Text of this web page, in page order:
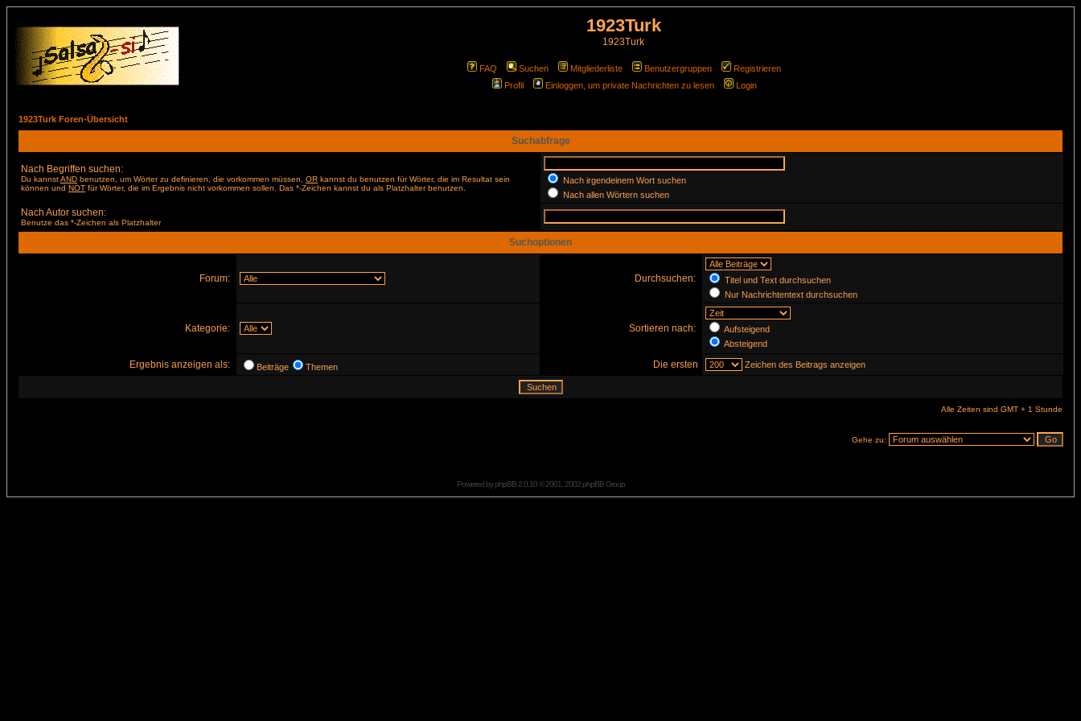
1923Turk
1923Turk
FAQ Suchen Mitgliederliste Benutzergruppen
Registrieren
Profil
Einloggen, um private Nachrichten zu lesen Login
1923Turk Foren-Übersicht
Suchabfrage
Nach Begriffen suchen:
Du kannstAND benutzen, um Wörter zu definieren, die vorkommen müssen, OR kannst du benutzen für Wörter, die im Resultat sein
können und NOT für Wörter, die im Ergebnis nicht vorkommen sollen. Das *-Zeichen kannst du als Platzhalter benutzen.
Nach irgendeinem Wort suchen
Nach allen Wörtern suchen
Nach Autor suchen:
Benutze das *-Zeichen als Platzhalter
Suchoptionen
Forum: Durchsuchen:
Titel und Text durchsuchen
Nur Nachrichtentext durchsuchen
Kategorie: Sortieren nach:
Aufsteigend
Absteigend
Ergebnis anzeigen als: Beiträge Themen Die ersten Zeichen des Beitrags anzeigen
Alle Zeiten sind GMT + 1 Stunde
Gehe zu:
Powered byphpBB2.0.10 © 2001, 2002 phpBB Group